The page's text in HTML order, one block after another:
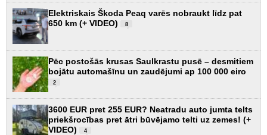
Elektriskais Škoda Peaq varēs nobraukt līdz pat
650 km (+ VIDEO)
8
Pēc postošās krusas Saulkrastu pusē – desmitiem
bojātu automašīnu un zaudējumi ap 100 000 eiro
2
3600 EUR pret 255 EUR? Neatradu auto jumta telts
priekšrocības pret ātri būvējamo telti uz zemes! (+
VIDEO)
4